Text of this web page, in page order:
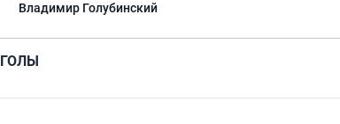
Владимир Голубинский
ГОЛЫ